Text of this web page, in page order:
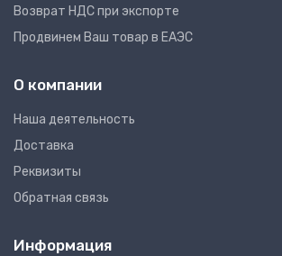
Возврат НДС при экспорте
Продвинем Ваш товар в ЕАЭС
О компании
Наша деятельность
Доставка
Реквизиты
Обратная связь
Информация